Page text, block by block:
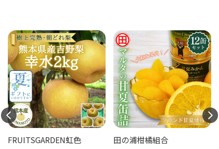
FRUITSGARDEN虹色
田の浦柑橘組合